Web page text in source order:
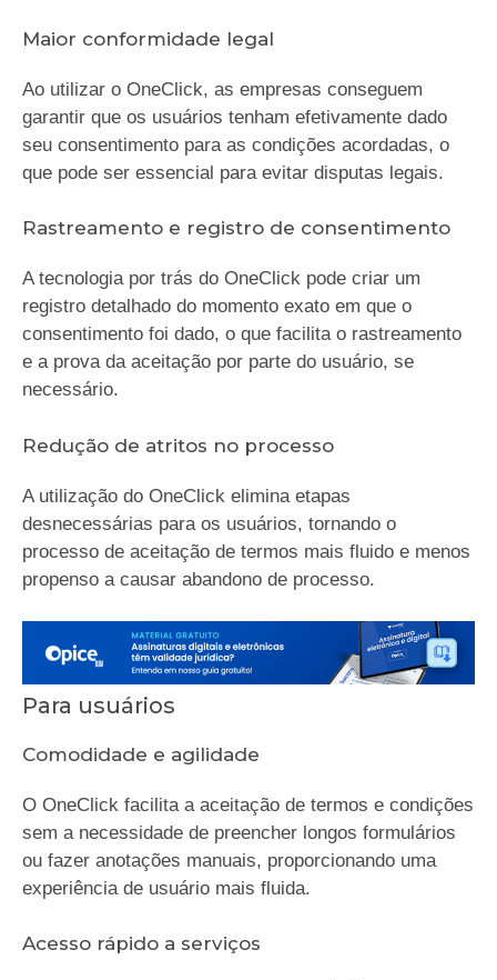
Maior conformidade legal
Ao utilizar o OneClick, as empresas conseguem
garantir que os usuários tenham efetivamente dado
seu consentimento para as condições acordadas, o
que pode ser essencial para evitar disputas legais.
Rastreamento e registro de consentimento
A tecnologia por trás do OneClick pode criar um
registro detalhado do momento exato em que o
consentimento foi dado, o que facilita o rastreamento
e a prova da aceitação por parte do usuário, se
necessário.
Redução de atritos no processo
A utilização do OneClick elimina etapas
desnecessárias para os usuários, tornando o
processo de aceitação de termos mais fluido e menos
propenso a causar abandono de processo.
Para usuários
Comodidade e agilidade
O OneClick facilita a aceitação de termos e condições
sem a necessidade de preencher longos formulários
ou fazer anotações manuais, proporcionando uma
experiência de usuário mais fluida.
Acesso rápido a serviços